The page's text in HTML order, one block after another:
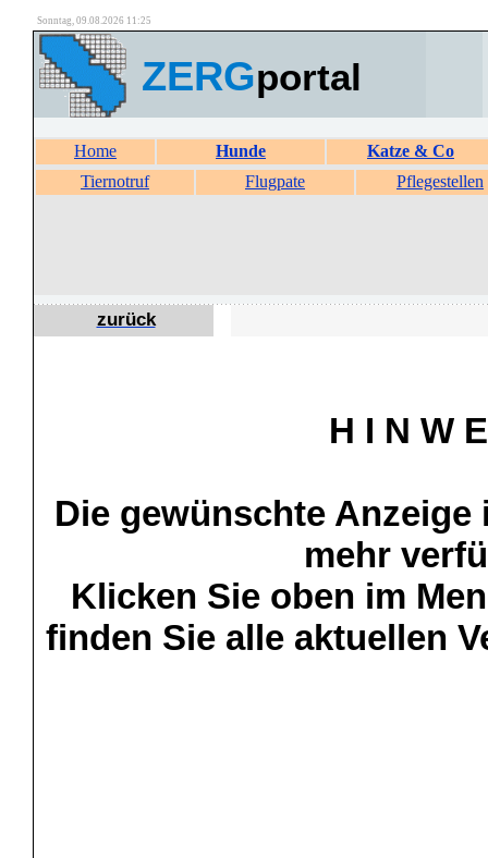
Sonntag, 09.08.2026 11:25
ZERGportal
Home Hunde
Katze & Co
Tiernotruf
Flugpate Pflegestellen
zurück
H I N W
Die gewünschte
mehr
Klicken Sie oben im
finden Sie alle aktuellen